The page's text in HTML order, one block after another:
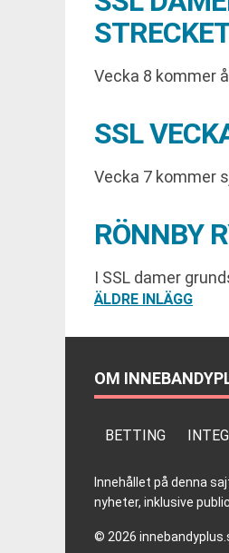
Vecka 8 kommer
SSL
Vecka 7 kommer
RÖNNBY
I SSL damer
ÄLDRE INLÄGG
OM
BETTING
Innehållet på denna
nyheter, inklusive
© 2026